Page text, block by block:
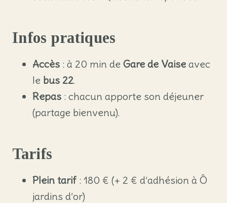
Infos pratiques
Accès : à 20 min de Gare de Vaise avec
le bus 22.
Repas : chacun apporte son déjeuner
(partage bienvenu).
Tarifs
Plein tarif : 180 € (+ 2 € d’adhésion à Ô
jardins d’or)